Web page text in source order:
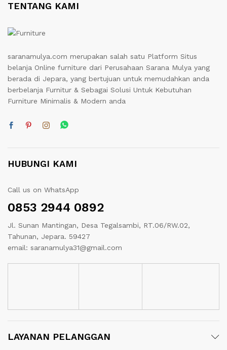
TENTANG KAMI
saranamulya.com merupakan salah satu Platform Situs
belanja Online furniture dari Perusahaan Sarana Mulya yang
berada di Jepara, yang bertujuan untuk memudahkan anda
berbelanja Furnitur & Sebagai Solusi Untuk Kebutuhan
Furniture Minimalis & Modern anda
HUBUNGI KAMI
Call us on WhatsApp
0853 2944 0892
Jl. Sunan Mantingan, Desa Tegalsambi, RT.06/RW.02,
Tahunan, Jepara. 59427
email: saranamulya31@gmail.com
LAYANAN PELANGGAN